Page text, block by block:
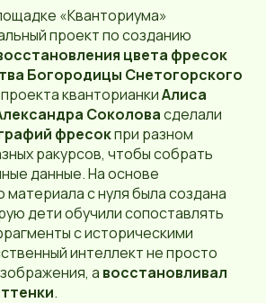
«Кванториума»
проект по созданию
цвета фресок
Богородицы Снетогорского
кванторианкиАлиса
Соколовасделали
фресокпри разном
ракурсов, чтобы собрать
данные. На основе
материала с нуля была создана
дети обучили сопоставлять
с историческими
интеллект не просто
а восстановливал
.